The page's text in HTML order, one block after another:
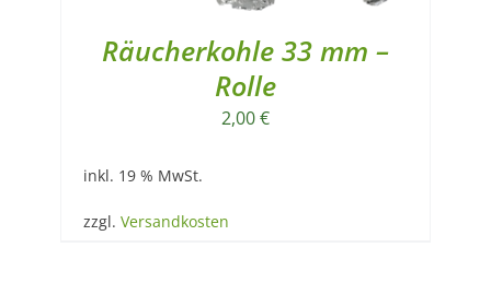
Räucherkohle 33 mm –
Rolle
2,00€
inkl. 19 % MwSt.
zzgl. Versandkosten